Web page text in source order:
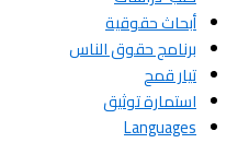
أبحاث حقوقية
برنامج حقوق الناس
تيار قمح
استمارة توثيق
Languages